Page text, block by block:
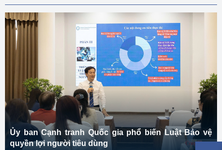
Ủy ban Cạnh tranh Quốc gia phổ biến Luật Bảo vệ
quyền lợi người tiêu dùng